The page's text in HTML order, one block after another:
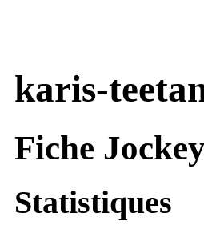
karis-
Fiche
Statistiques